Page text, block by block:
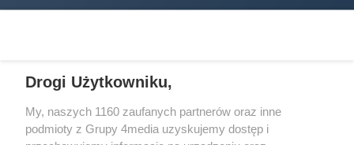
Drogi Użytkowniku,
My, naszych 1160 zaufanych partnerów oraz inne
podmioty z Grupy 4media uzyskujemy dostęp i